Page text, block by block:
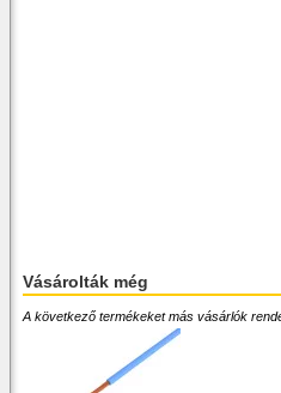
Vásárolták még
A következő termékeket más vásárlók